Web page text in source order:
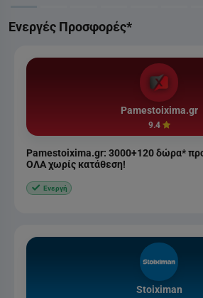
Ενεργές Προσφορές*
Pamestoixima.gr
9.4
Pamestoixima.gr: 3000+120 δώρα*
ΟΛΑ χωρίς κατάθεση!
Ενεργή
Stoiximan